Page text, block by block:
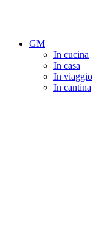
GM
In cucina
In casa
In viaggio
In cantina